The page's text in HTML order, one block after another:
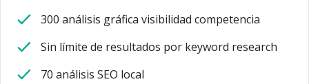
300 análisis gráfica visibilidad competencia
Sin límite de resultados por keyword research
70 análisis SEO local